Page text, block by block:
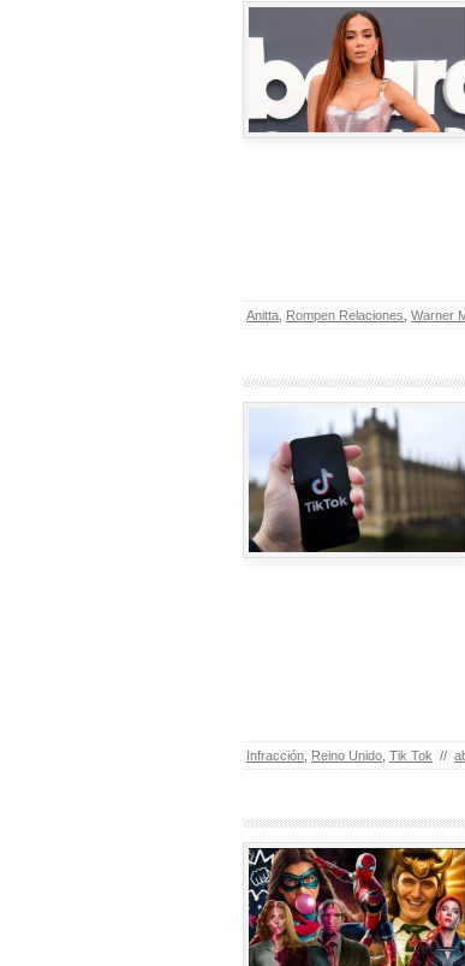
Anitta Rompen Relaciones Warner
Infracción Reino Unido Tik Tok //